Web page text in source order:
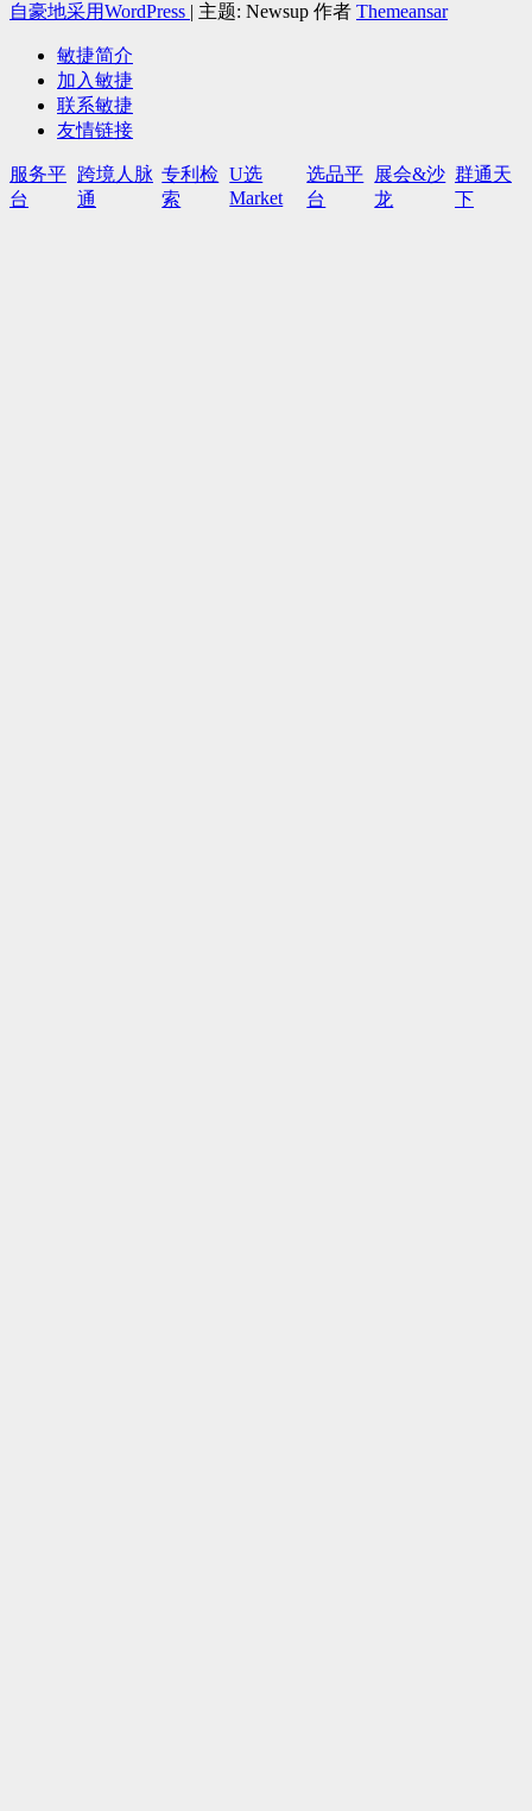
自豪地采用WordPress | 主题: Newsup 作者 Themeansar
敏捷简介
加入敏捷
联系敏捷
友情链接
服务平
台
跨境人脉
通
专利检
索
U选
Market
选品平
台
展会&沙
龙
群通天
下